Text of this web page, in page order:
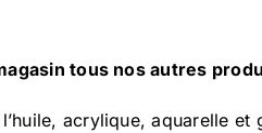
tous nos autres
acrylique, aquarelle et